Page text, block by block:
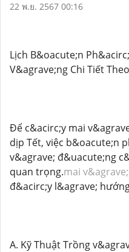
22 พ.ย. 2567 00:16
Lịch B&oacute;n
V&agrave;ng Chi Tiết
Để c&acirc;y mai
dịp Tết, việc b&oacute;n
v&agrave; đ&uacute;ng
quan trọng.mai
đ&acirc;y l&agrave;
A. Kỹ Thuật Trồng